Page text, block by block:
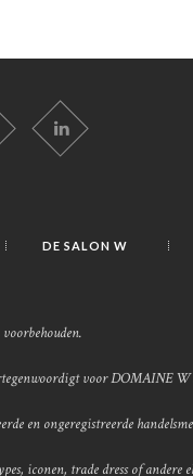
DE SALON W
voor DOMAINE
en ongeregistreerde
iconen, trade dress of andere